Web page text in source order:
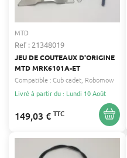
MTD
Ref : 21348019
JEU DE COUTEAUX D'ORIGINE
MTD MRK6101A-ET
Compatible :Cub cadet Robomow
Livré à partir du : Lundi 10 Août
149,03 € TTC